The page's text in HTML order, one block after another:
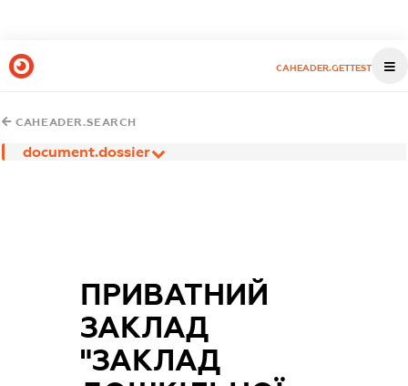
CAHEADER.GETTEST
CAHEADER.SEARCH
document.dossier
ПРИВАТНИЙ
ЗАКЛАД
"ЗАКЛАД